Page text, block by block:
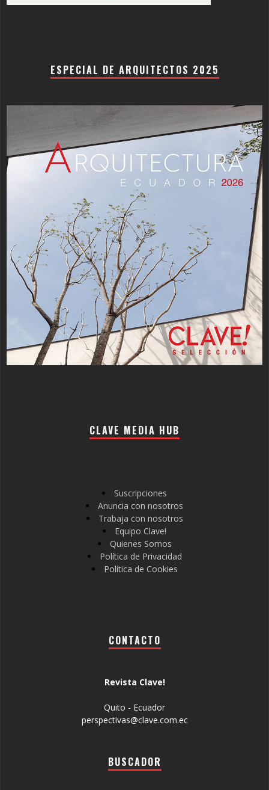
ESPECIAL DE ARQUITECTOS 2025
CLAVE MEDIA HUB
Suscripciones
Anuncia con nosotros
Trabaja con nosotros
Equipo Clave!
Quienes Somos
Política de Privacidad
Política de Cookies
CONTACTO
Revista Clave!
Quito - Ecuador
perspectivas@clave.com.ec
BUSCADOR